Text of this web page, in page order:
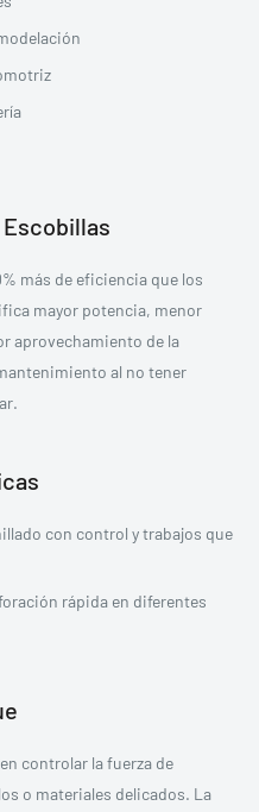
Escobillas
más de eficiencia que los
mayor potencia, menor
aprovechamiento de la
al no tener
con control y trabajos que
rápida en diferentes
controlar la fuerza de
o materiales delicados. La